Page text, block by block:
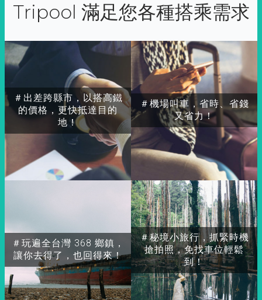
Tripool 滿足您各種搭乘需求
＃出差跨縣市，以搭高鐵
的價格，更快抵達目的
地！
＃玩遍全台灣 368 鄉鎮，
讓你去得了，也回得來！
＃秘境小旅行，抓緊時機
搶拍照，免找車位輕鬆
到！
＃機場叫車，省時、省錢
又省力！